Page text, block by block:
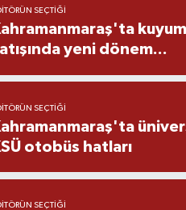
SEÇTIĞI
yeni dönem...
SEÇTIĞI
otobüs hatları
SEÇTIĞI